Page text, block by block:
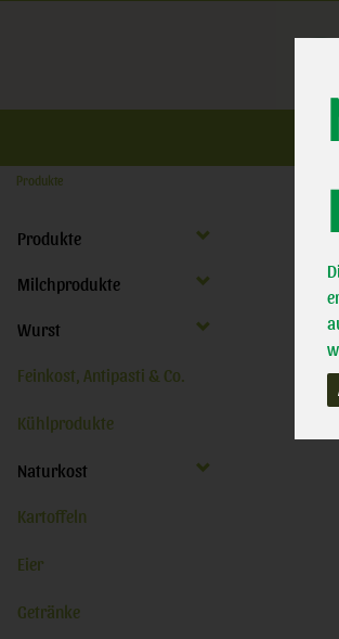
Produkte
Produkte
Milchprodukte
Wurst
Feinkost, Antipasti & Co.
Kühlprodukte
Naturkost
Kartoffeln
Eier
Getränke